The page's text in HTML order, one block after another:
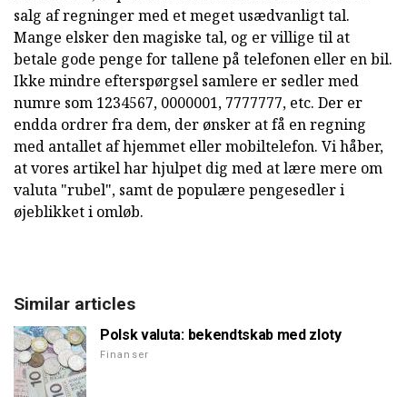
salg af regninger med et meget usædvanligt tal.
Mange elsker den magiske tal, og er villige til at
betale gode penge for tallene på telefonen eller en bil.
Ikke mindre efterspørgsel samlere er sedler med
numre som 1234567, 0000001, 7777777, etc. Der er
endda ordrer fra dem, der ønsker at få en regning
med antallet af hjemmet eller mobiltelefon. Vi håber,
at vores artikel har hjulpet dig med at lære mere om
valuta "rubel", samt de populære pengesedler i
øjeblikket i omløb.
Similar articles
Polsk valuta: bekendtskab med zloty
Finanser